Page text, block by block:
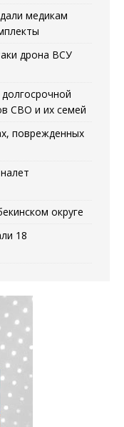
медикам
дрона ВСУ
СВО и их семей
поврежденных
округе
18